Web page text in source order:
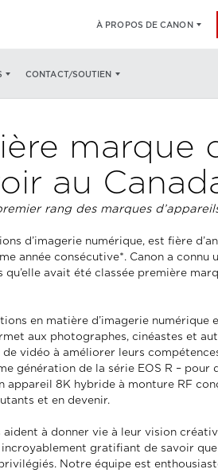
À PROPOS DE CANON
CONTACT/SOUTIEN
marque
au
rang des marques
d’imagerie numérique, est fière
année consécutive*. Canon a connu
avait été classée première
en matière d’imagerie
aux photographes, cinéastes et
vidéo à améliorer leurs
génération de la série EOS R –
appareil 8K hybride à monture RF
et en devenir.
à donner vie à leur vision
gratifiant de savoir
Notre équipe est